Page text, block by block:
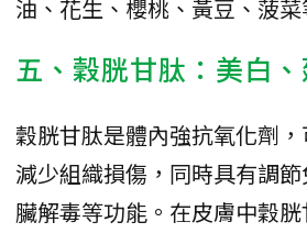
油、花生、櫻桃、黃豆、菠菜
五、穀胱甘肽：美白
穀胱甘肽是體內強抗氧化劑
減少組織損傷，同時具有調
臟解毒等功能。在皮膚中穀